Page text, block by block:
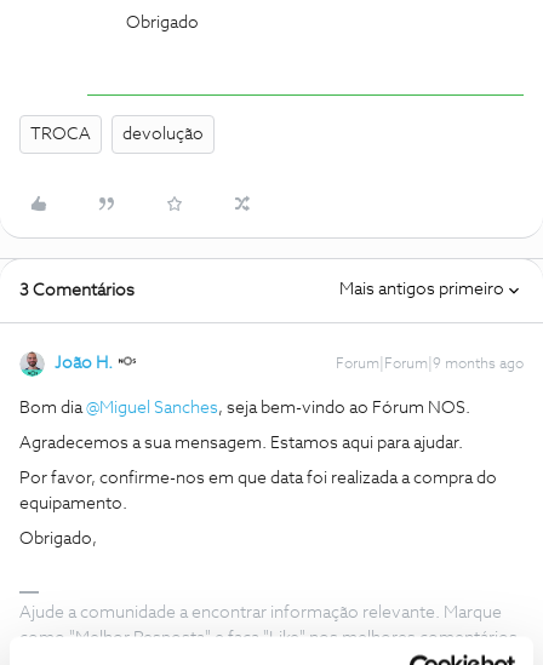
Obrigado
TROCA devolução
3 Comentários Mais antigos primeiro
João H. Forum|Forum|9 months ago
Bom dia ​@Miguel Sanches, seja bem-vindo ao Fórum NOS.
Agradecemos a sua mensagem. Estamos aqui para ajudar.
Por favor, confirme-nos em que data foi realizada a compra do
equipamento.
Obrigado,
Ajude a comunidade a encontrar informação relevante. Marque
como "Melhor Resposta" e faça "Like" nos melhores comentários.